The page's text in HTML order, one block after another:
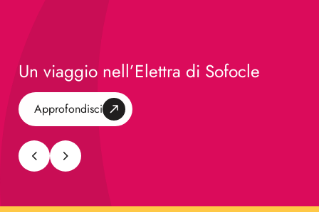
Un viaggio nell’Elettra di Sofocle
Approfondisci